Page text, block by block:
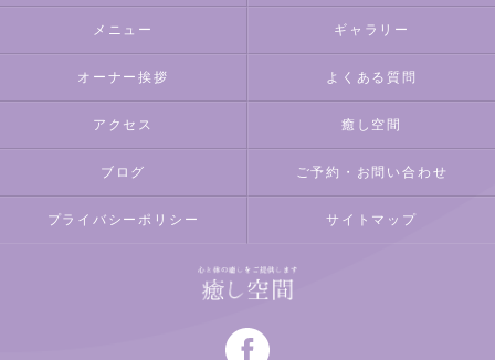
メニュー ギャラリー
オーナー挨拶 よくある質問
アクセス 癒し空間
ブログ ご予約・お問い合わせ
プライバシーポリシー サイトマップ